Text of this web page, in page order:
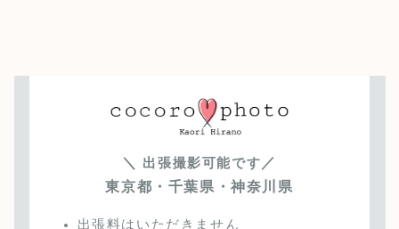
＼ 出張撮影可能です ／
東京都・千葉県・神奈川県
出張料はいただきません